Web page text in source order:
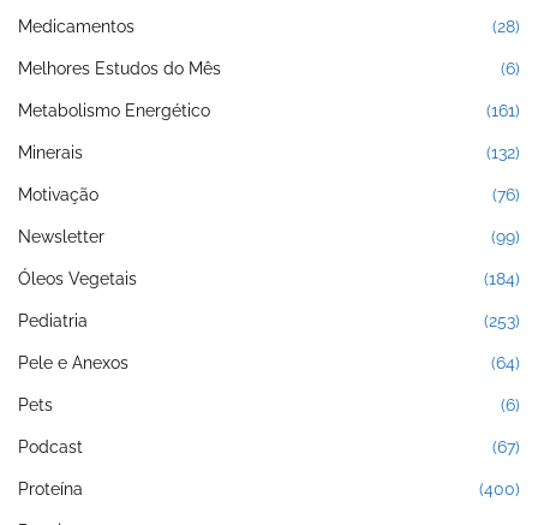
Medicamentos (28)
Melhores Estudos do Mês (6)
Metabolismo Energético (161)
Minerais (132)
Motivação (76)
Newsletter (99)
Óleos Vegetais (184)
Pediatria (253)
Pele e Anexos (64)
Pets (6)
Podcast (67)
Proteína (400)